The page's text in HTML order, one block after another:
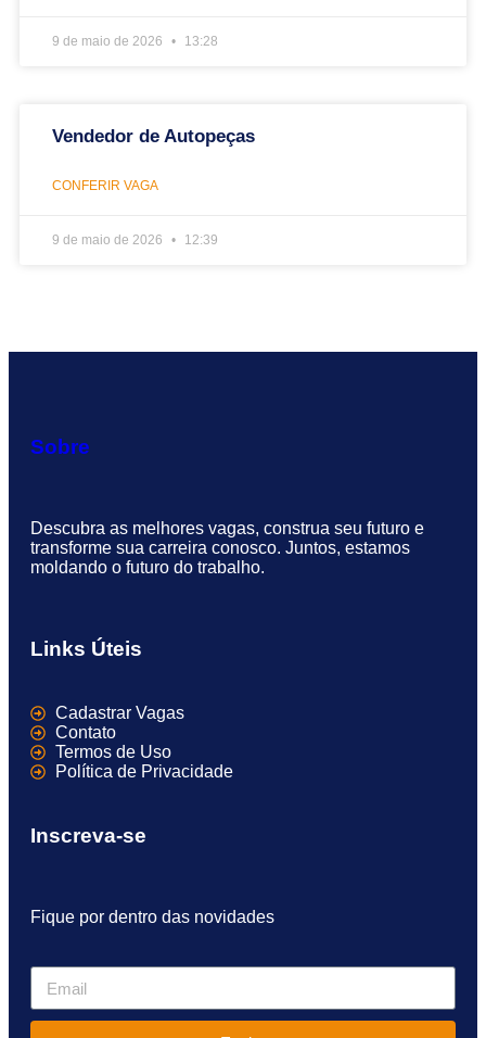
9 de maio de 2026 13:28
Vendedor de Autopeças
CONFERIR VAGA
9 de maio de 2026 12:39
Sobre
Descubra as melhores vagas, construa seu futuro e
transforme sua carreira conosco. Juntos, estamos
moldando o futuro do trabalho.
Links Úteis
Cadastrar Vagas
Contato
Termos de Uso
Política de Privacidade
Inscreva-se
Fique por dentro das novidades